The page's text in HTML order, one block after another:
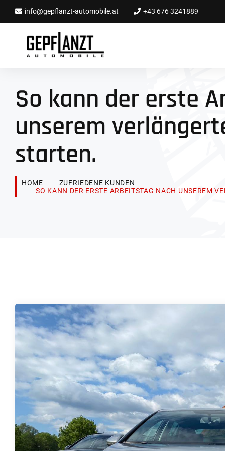
info@gepflanzt-automobile.at +43 676 3241889
So kann der erste
unserem
starten.
HOME
ZUFRIEDENE KUNDEN
SO KANN DER ERSTE ARBEITSTAG NACH UNSEREM